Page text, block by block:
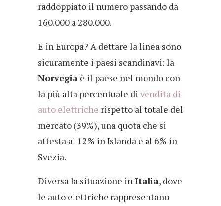
raddoppiato il numero passando da
160.000 a 280.000.
E in Europa? A dettare la linea sono
sicuramente i paesi scandinavi: la
Norvegia è il paese nel mondo con
la più alta percentuale di vendita di
auto elettriche rispetto al totale del
mercato (39%), una quota che si
attesta al 12% in Islanda e al 6% in
Svezia.
Diversa la situazione inItalia, dove
le auto elettriche rappresentano